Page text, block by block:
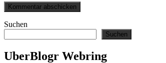
Suchen
Suchen
UberBlogr Webring